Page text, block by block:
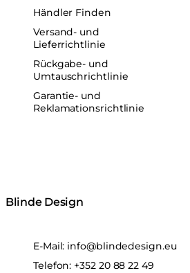
Händler Finden
Versand- und
Lieferrichtlinie
Rückgabe- und
Umtauschrichtlinie
Garantie- und
Reklamationsrichtlinie
Blinde Design
E-Mail: info@blindedesign.eu
Telefon: +352 20 88 22 49